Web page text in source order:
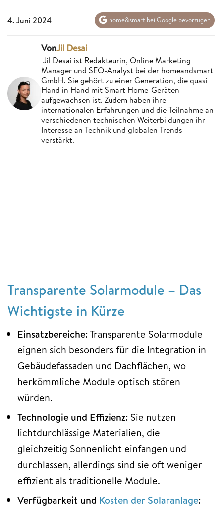
4. Juni 2024 home&smart bei Google bevorzugen
VonJil Desai
Jil Desai ist Redakteurin, Online Marketing
Manager und SEO-Analyst bei der homeandsmart
GmbH. Sie gehört zu einer Generation, die quasi
Hand in Hand mit Smart Home-Geräten
aufgewachsen ist. Zudem haben ihre
internationalen Erfahrungen und die Teilnahme an
verschiedenen technischen Weiterbildungen ihr
Interesse an Technik und globalen Trends
verstärkt.
Transparente Solarmodule – Das
Wichtigste in Kürze
Einsatzbereiche:Transparente Solarmodule
eignen sich besonders für die Integration in
Gebäudefassaden und Dachflächen, wo
herkömmliche Module optisch stören
würden.
Technologie und Effizienz: Sie nutzen
lichtdurchlässige Materialien, die
gleichzeitig Sonnenlicht einfangen und
durchlassen, allerdings sind sie oft weniger
effizient als traditionelle Module.
Verfügbarkeit und Kosten der Solaranlage: